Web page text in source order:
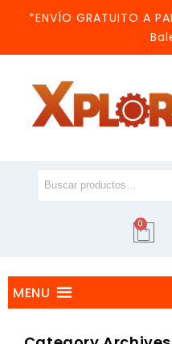
*ENVÍO GRATUITO A
0
MENU